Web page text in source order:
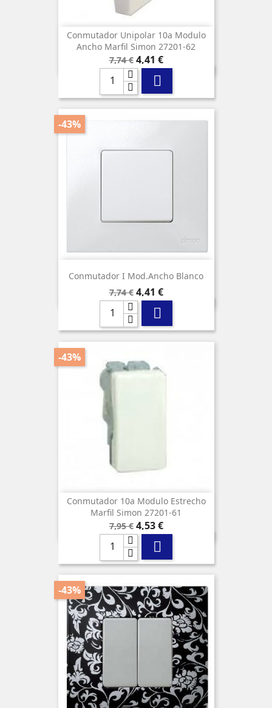
Conmutador Unipolar 10a Modulo
Ancho Marfil Simon 27201-62
Precio
base
7,74 € Precio
4,41 €

Conmutador I Mod.ancho Blanco
Precio
base
7,74 €
-43%
Precio
4,41 €

Conmutador 10a Modulo Estrecho
Marfil Simon 27201-61
Precio
base
7,95 €
-43%
Precio
4,53 €

-43%